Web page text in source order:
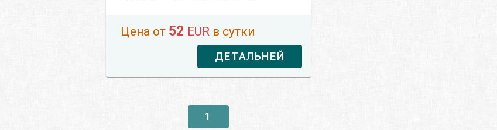
Цена от 52 EUR в сутки
ДЕТАЛЬНЕЙ
1